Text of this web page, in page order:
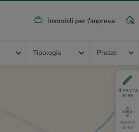
Immobili per l'impresa
Tipologia Prezzo
disegna
area
sposta
area